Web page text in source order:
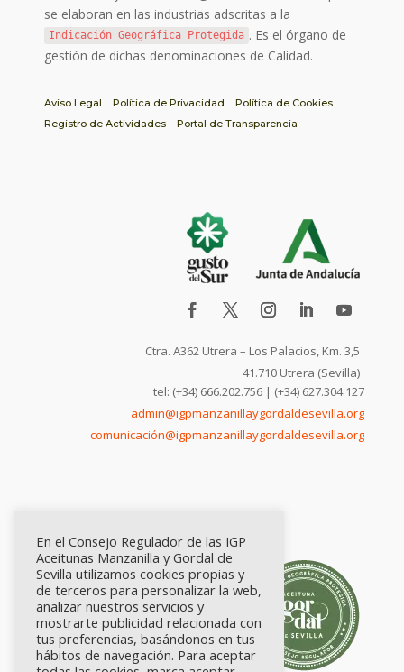
se elaboran en las industrias adscritas a la
Indicación Geográfica Protegida . Es el órgano de
gestión de dichas denominaciones de Calidad.
Aviso Legal Política de Privacidad
Política de Cookies
Registro de Actividades
Portal de Transparencia
Ctra. A362 Utrera – Los Palacios, Km. 3,5
41.710 Utrera (Sevilla)
tel: (+34) 666.202.756 | (+34) 627.304.127
admin@igpmanzanillaygordaldesevilla.org
comunicación@igpmanzanillaygordaldesevilla.org
En el Consejo Regulador de las IGP
Aceitunas Manzanilla y Gordal de
Sevilla utilizamos cookies propias y
de terceros para personalizar la web,
analizar nuestros servicios y
mostrarte publicidad relacionada con
tus preferencias, basándonos en tus
hábitos de navegación. Para aceptar